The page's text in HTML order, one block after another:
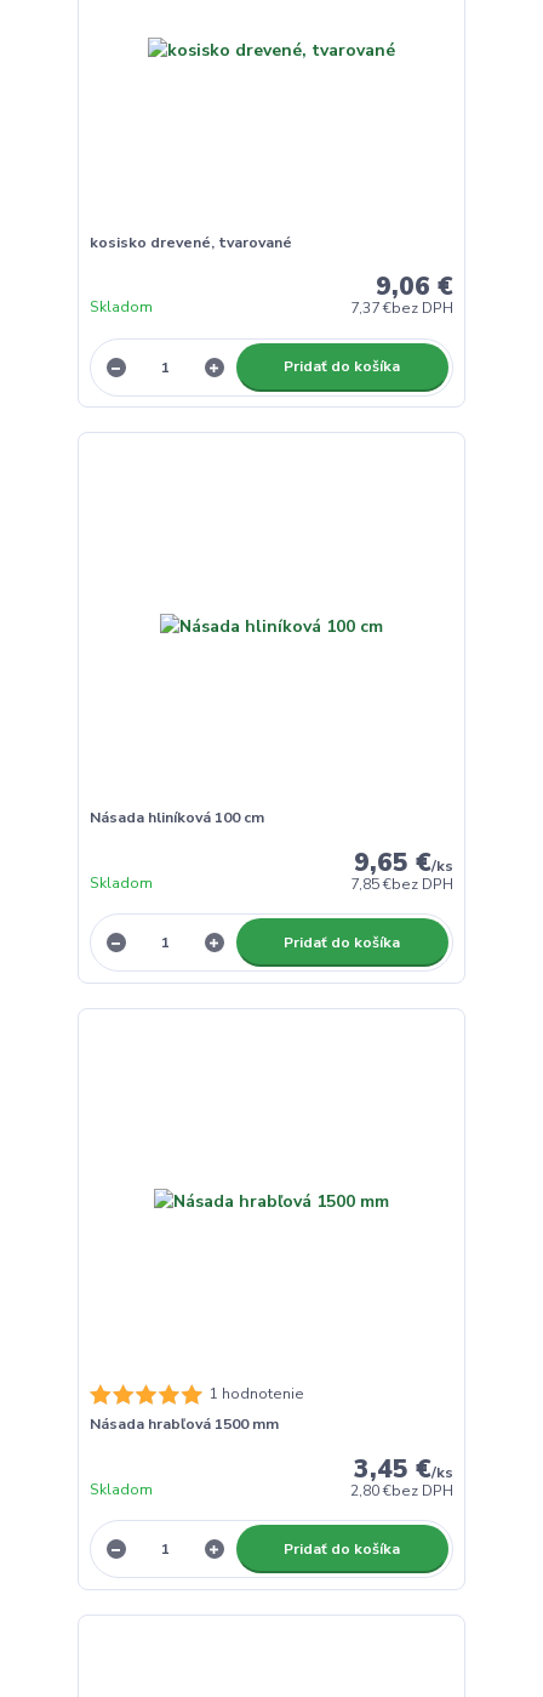
kosisko drevené, tvarované
9,06 €
7,37 €bez DPH
Skladom
Pridať do košíka
Násada hliníková 100 cm
9,65 €/ks
7,85 €bez DPH
Skladom
Pridať do košíka
1 hodnotenie
Násada hrabľová 1500 mm
3,45 €/ks
2,80 €bez DPH
Skladom
Pridať do košíka